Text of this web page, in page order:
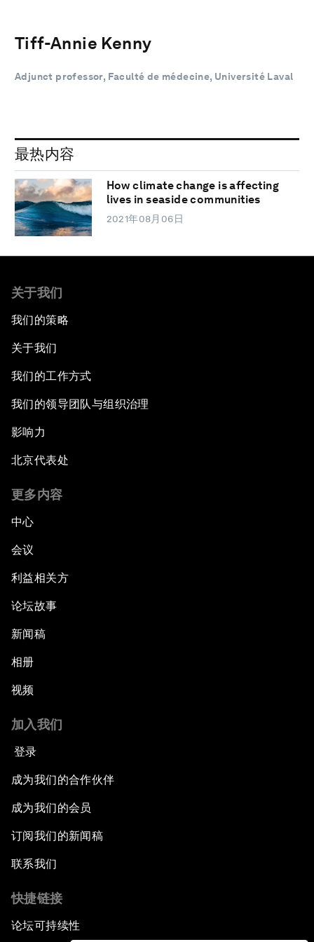
Tiff-Annie Kenny
Adjunct professor, Faculté de médecine, Université Laval
最热内容
How climate change is affecting
lives in seaside communities
2021年08月06日
关于我们
我们的策略
关于我们
我们的工作方式
我们的领导团队与组织治理
影响力
北京代表处
更多内容
中心
会议
利益相关方
论坛故事
新闻稿
相册
视频
加入我们
登录
成为我们的合作伙伴
成为我们的会员
订阅我们的新闻稿
联系我们
快捷链接
论坛可持续性